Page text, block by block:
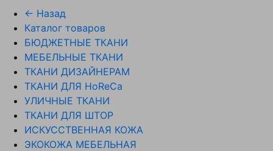
← Назад
Каталог товаров
БЮДЖЕТНЫЕ ТКАНИ
МЕБЕЛЬНЫЕ ТКАНИ
ТКАНИ ДИЗАЙНЕРАМ
ТКАНИ ДЛЯ HoReCa
УЛИЧНЫЕ ТКАНИ
ТКАНИ ДЛЯ ШТОР
ИСКУССТВЕННАЯ КОЖА
ЭКОКОЖА МЕБЕЛЬНАЯ